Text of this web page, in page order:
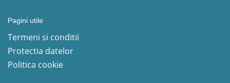
Pagini utile
Termeni si conditii
Protectia datelor
Politica cookie